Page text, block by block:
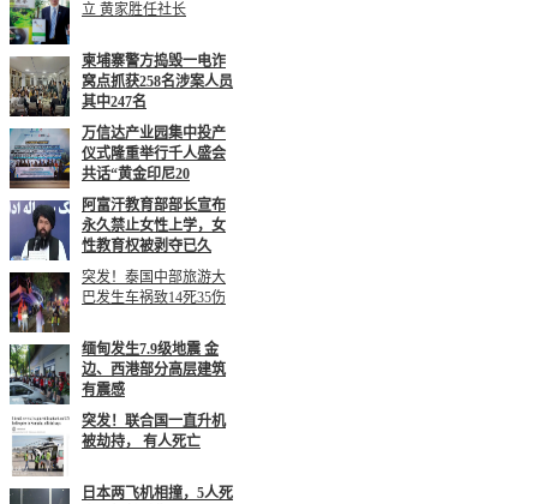
立 黄家胜任社长
柬埔寨警方捣毁一电诈
窝点抓获258名涉案人员
其中247名
万信达产业园集中投产
仪式隆重举行千人盛会
共话“黄金印尼20
阿富汗教育部部长宣布
永久禁止女性上学，女
性教育权被剥夺已久
突发！泰国中部旅游大
巴发生车祸致14死35伤
缅甸发生7.9级地震 金
边、西港部分高层建筑
有震感
突发！联合国一直升机
被劫持， 有人死亡
日本两飞机相撞，5人死